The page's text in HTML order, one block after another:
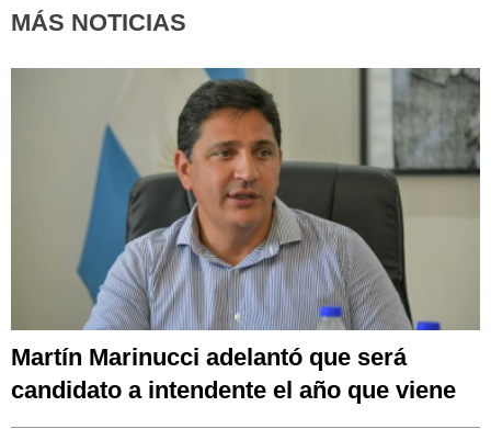
MÁS NOTICIAS
Martín Marinucci adelantó que será
candidato a intendente el año que viene